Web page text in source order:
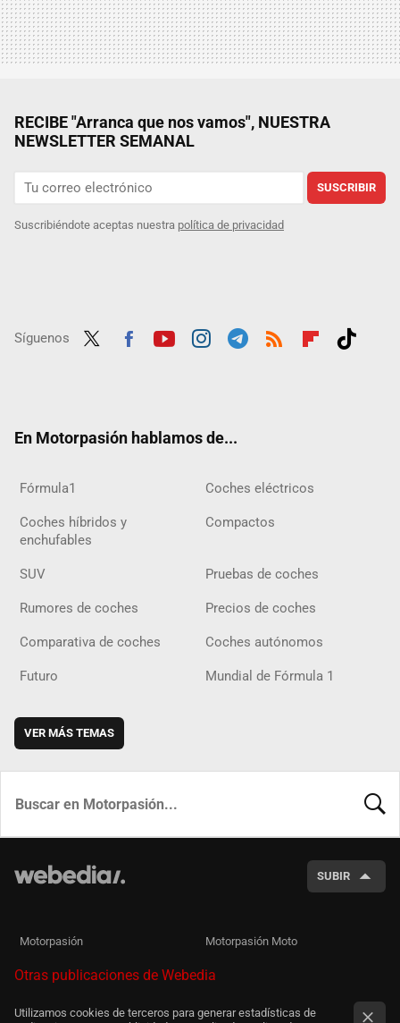
RECIBE "Arranca que nos vamos", NUESTRA
NEWSLETTER SEMANAL
SUSCRIBIR
Suscribiéndote aceptas nuestra política de privacidad
Síguenos
En Motorpasión hablamos de...
Fórmula1 Coches eléctricos
Coches híbridos y
enchufables
Compactos
SUV Pruebas de coches
Rumores de coches Precios de coches
Comparativa de coches Coches autónomos
Futuro Mundial de Fórmula 1
VER MÁS TEMAS
SUBIR
Motorpasión Motorpasión Moto
Otras publicaciones de Webedia
Utilizamos cookies de terceros para generar estadísticas de